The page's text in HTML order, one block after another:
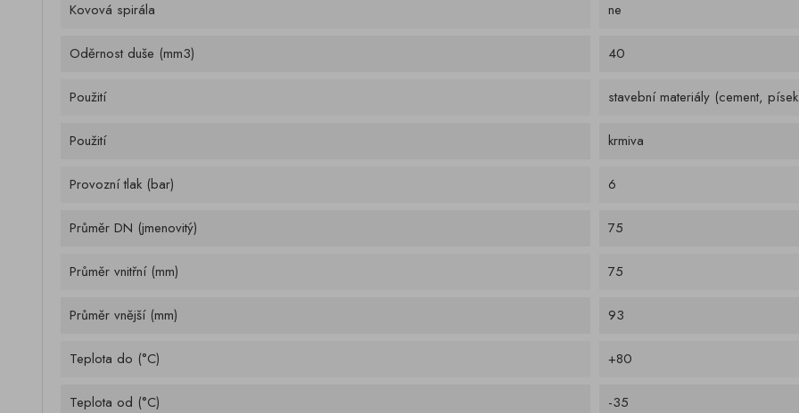
Kovová spirála ne
Oděrnost duše (mm3) 40
Použití stavební materiály (cement,
Použití krmiva
Provozní tlak (bar) 6
Průměr DN (jmenovitý) 75
Průměr vnitřní (mm) 75
Průměr vnější (mm) 93
Teplota do (°C) +80
Teplota od (°C) -35